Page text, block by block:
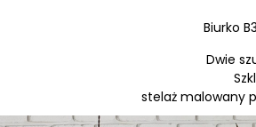
Biurko
Dwie
stelaż malowany